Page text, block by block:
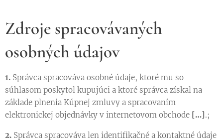
Zdroje spracovávaných
osobných údajov
1. Správca spracováva osobné údaje, ktoré mu so
súhlasom poskytol kupujúci a ktoré správca získal na
základe plnenia Kúpnej zmluvy a spracovaním
elektronickej objednávky v internetovom obchode […].;
2. Správca spracováva len identifikačné a kontaktné údaje